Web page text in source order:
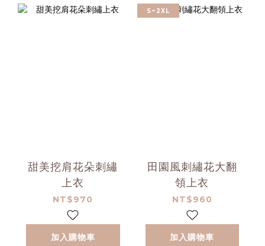
甜美挖肩花朵刺繡
上衣
NT$970
加入購物車
S~2XL
田園風刺繡花大翻
領上衣
NT$960
加入購物車